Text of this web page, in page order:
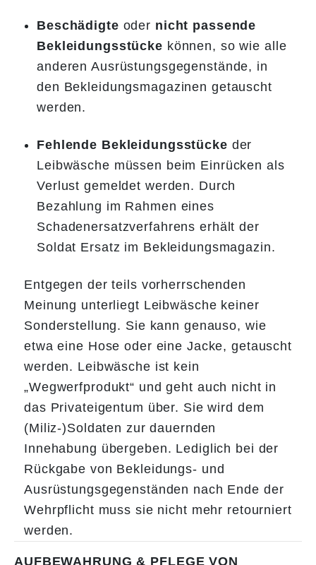
Beschädigte oder nicht passende
Bekleidungsstücke können, so wie alle
anderen Ausrüstungsgegenstände, in
den Bekleidungsmagazinen getauscht
werden.
Fehlende Bekleidungsstücke der
Leibwäsche müssen beim Einrücken als
Verlust gemeldet werden. Durch
Bezahlung im Rahmen eines
Schadenersatzverfahrens erhält der
Soldat Ersatz im Bekleidungsmagazin.
Entgegen der teils vorherrschenden
Meinung unterliegt Leibwäsche keiner
Sonderstellung. Sie kann genauso, wie
etwa eine Hose oder eine Jacke, getauscht
werden. Leibwäsche ist kein
„Wegwerfprodukt“ und geht auch nicht in
das Privateigentum über. Sie wird dem
(Miliz-)Soldaten zur dauernden
Innehabung übergeben. Lediglich bei der
Rückgabe von Bekleidungs- und
Ausrüstungsgegenständen nach Ende der
Wehrpflicht muss sie nicht mehr retourniert
werden.
AUFBEWAHRUNG & PFLEGE VON